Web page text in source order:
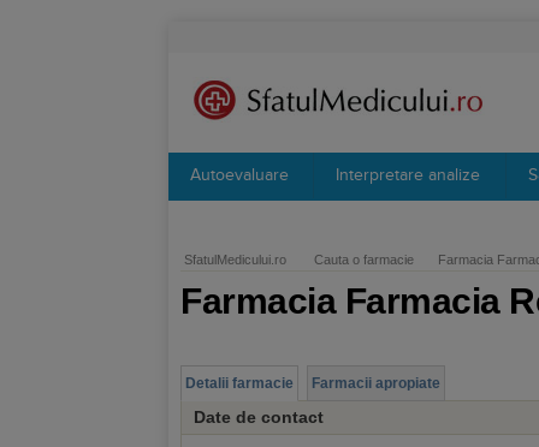
Autoevaluare Interpretare analize
SfatulMedicului.ro Cauta o farmacie Farmacia
Farmacia Farmacia
Detalii farmacie Farmacii apropiate
Date de contact